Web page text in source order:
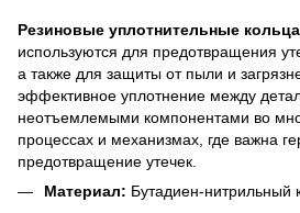
Резиновые уплотнительные кольца
используются для предотвращения
а также для защиты от пыли и
эффективное уплотнение между
неотъемлемыми компонентами во
процессах и механизмах, где важна
предотвращение утечек.
Материал: Бутадиен-нитрильный